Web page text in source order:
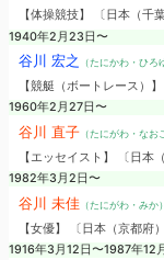
【体操競技】 〔日本（千
1940年2月23日〜
谷川 宏之 （たにかわ・ひろ
【競艇（ボートレース）
1960年2月27日〜
谷川 直子（たにがわ・なお
【エッセイスト】 〔日本
1982年3月2日〜
谷川 未佳（たにがわ・みか）
【女優】 〔日本（京都府）
1916年3月12日〜1987年12